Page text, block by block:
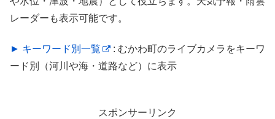
レーダーも表示可能です。
► キーワード別一覧
: むかわ町のライブカメラをキーワ
ード別（河川や海・道路など）に表示
スポンサーリンク